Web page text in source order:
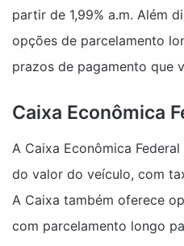
partir de 1,99% a.m. Além
opções de parcelamento
prazos de pagamento que
Caixa Econômica
A Caixa Econômica
do valor do veículo, com
A Caixa também oferece
com parcelamento longo